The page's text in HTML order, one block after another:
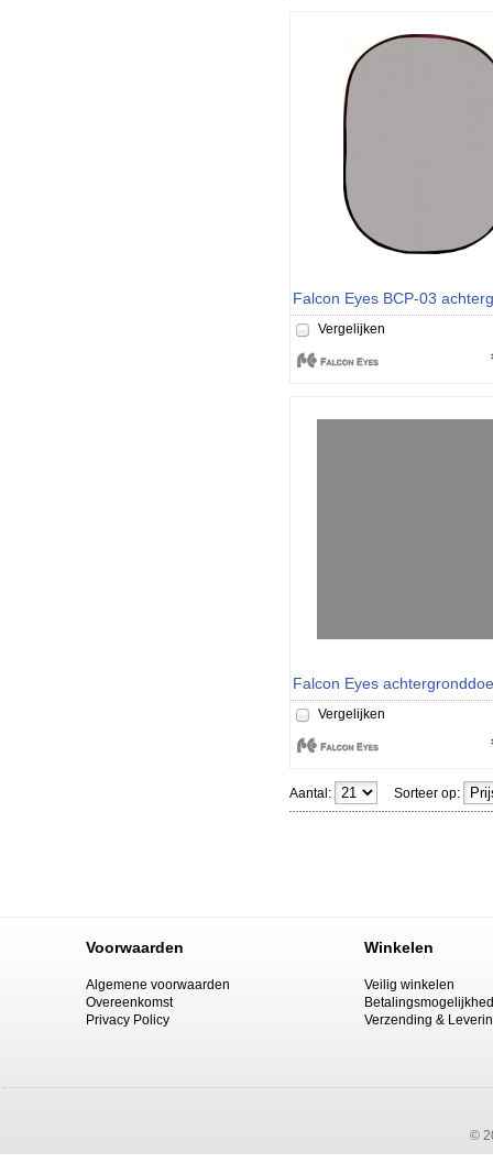
Vergelijken
Vergelijken
Aantal: Sorteer op:
Voorwaarden Winkelen
Algemene voorwaarden
Overeenkomst
Privacy Policy
Veilig winkelen
Verzending &
©